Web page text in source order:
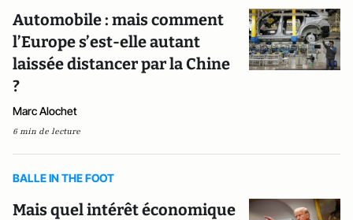
Automobile : mais comment
l’Europe s’est-elle autant
laissée distancer par la Chine
?
Marc Alochet
6 min de lecture
BALLE IN THE FOOT
Mais quel intérêt économique